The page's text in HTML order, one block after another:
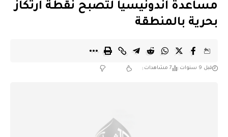
مساعدة أندونيسيا لتصبح نقطة ارتكاز
بحرية بالمنطقة
قبل 9 سنوات 7 مشاهدات